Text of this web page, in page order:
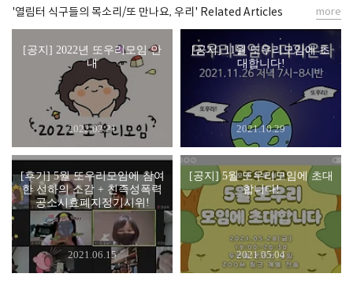
'열림터 식구들의 목소리/또 만나요, 우리' Related Articles
[공지] 2022년 또우리모임 안
내
2022.02.21
[공지] 11월 또우리모임에 초
대합니다!
2021.10.29
[후기] 5월 또우리모임에 참여
한 선하의 소감 + 친족성폭력
공소시효폐지정기시위!
2021.06.15
[공지] 5월 또우리모임에 초대
합니다!
2021.05.04
more